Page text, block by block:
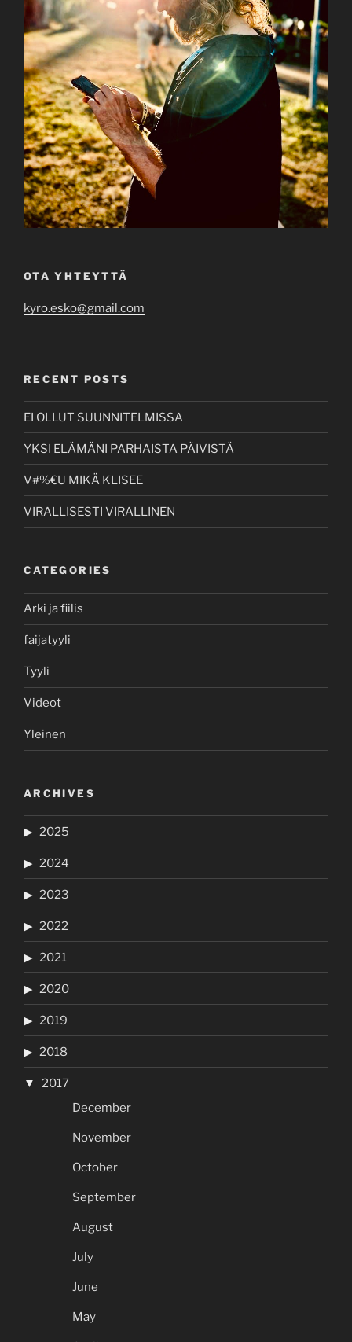
OTA YHTEYTTÄ
kyro.esko@gmail.com
RECENT POSTS
EI OLLUT SUUNNITELMISSA
YKSI ELÄMÄNI PARHAISTA PÄIVISTÄ
V#%€U MIKÄ KLISEE
VIRALLISESTI VIRALLINEN
CATEGORIES
Arki ja fiilis
faijatyyli
Tyyli
Videot
Yleinen
ARCHIVES
2025
2024
2023
2022
2021
2020
2019
2018
2017
December
November
October
September
August
July
June
May